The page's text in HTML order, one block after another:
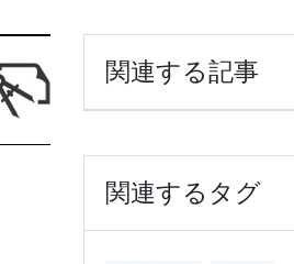
関連する記事
関連するタグ